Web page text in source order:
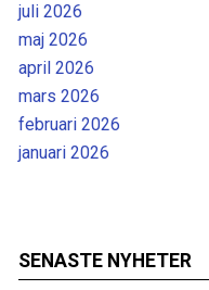
juli 2026
maj 2026
april 2026
mars 2026
februari 2026
januari 2026
SENASTE NYHETER